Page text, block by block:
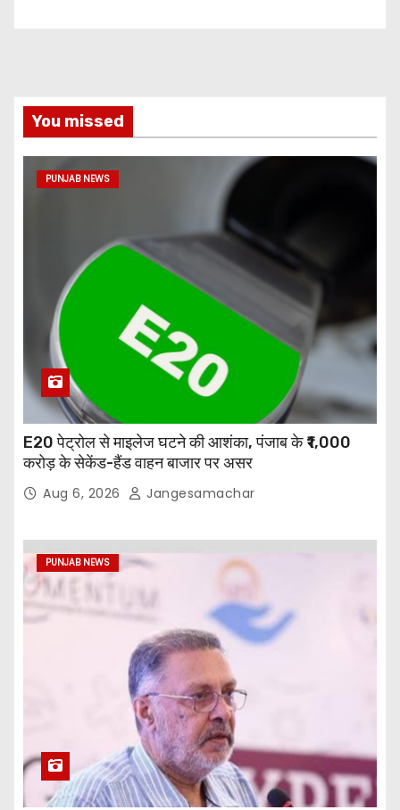
You missed
PUNJAB NEWS
E20 पेट्रोल से माइलेज घटने की आशंका, पंजाब के ₹1,000
करोड़ के सेकेंड-हैंड वाहन बाजार पर असर
Aug 6, 2026 Jangesamachar
PUNJAB NEWS